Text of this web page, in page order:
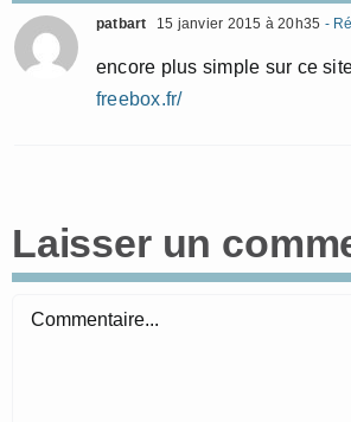
patbart 15 janvier 2015 à 20h35 -
encore plus simple sur ce
freebox.fr/
Laisser un
Commentaire